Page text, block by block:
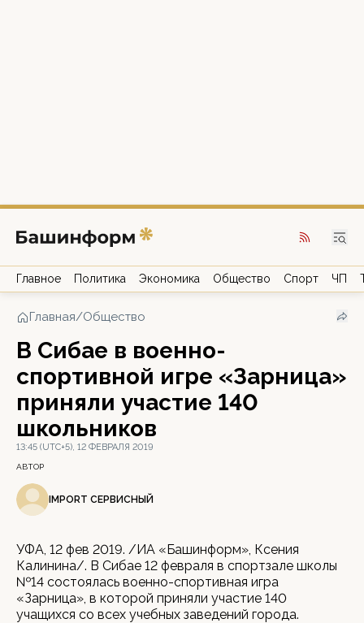
Главное Политика Экономика Общество Спорт ЧП
Главная/Общество
В Сибае в военно-
спортивной игре «Зарница»
приняли участие 140
школьников
13:45 (UTC+5), 12 ФЕВРАЛЯ 2019
АВТОР
IMPORT СЕРВИСНЫЙ
УФА, 12 фев 2019. /ИА «Башинформ», Ксения
Калинина/. В Сибае 12 февраля в спортзале школы
№14 состоялась военно-спортивная игра
«Зарница», в которой приняли участие 140
учащихся со всех учебных заведений города.